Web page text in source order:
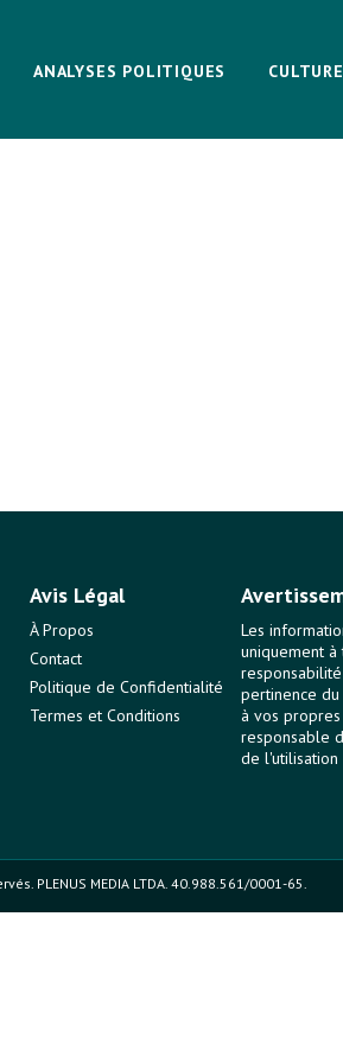
ANALYSES POLITIQUES
Avis Légal
À Propos
Contact
Politique de Confidentialité
Termes et Conditions
Les
uniquement
pertinence du
à vos
responsable
de l'utilisation
PLENUS MEDIA LTDA. 40.988.561/0001-65.